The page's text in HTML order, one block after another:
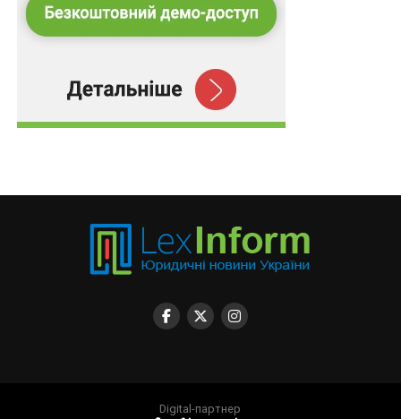
Digital-партнер